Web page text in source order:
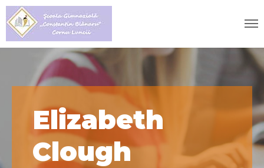
Elizabeth
Clough